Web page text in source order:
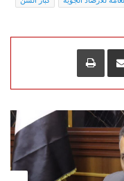
مشاركة عبر البريد طباعة